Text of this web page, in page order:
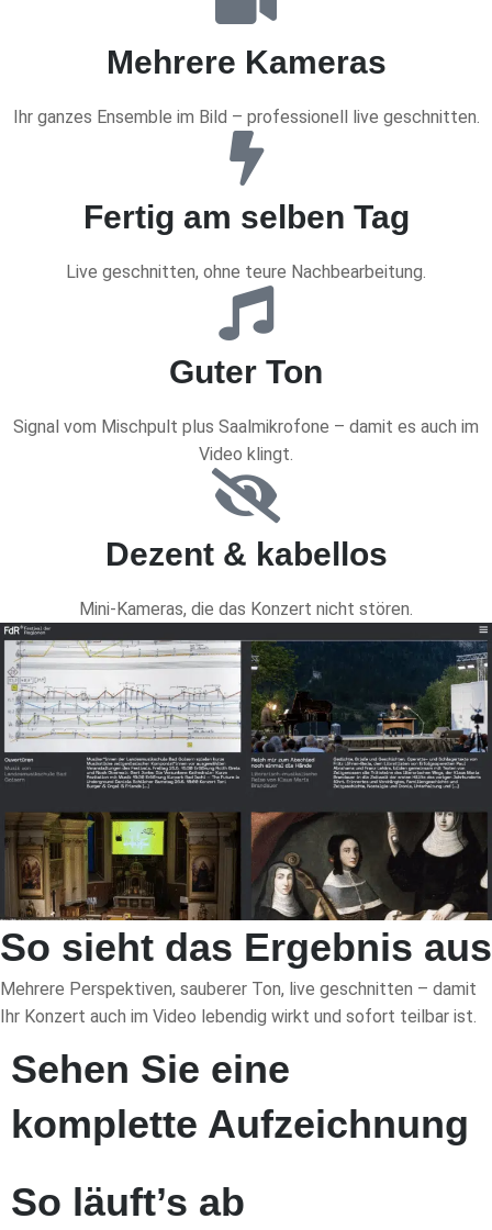
Mehrere Kameras
Ihr ganzes Ensemble im Bild – professionell live geschnitten.
Fertig am selben Tag
Live geschnitten, ohne teure Nachbearbeitung.
Guter Ton
Signal vom Mischpult plus Saalmikrofone – damit es auch im
Video klingt.
Dezent & kabellos
Mini-Kameras, die das Konzert nicht stören.
So sieht das Ergebnis aus
Mehrere Perspektiven, sauberer Ton, live geschnitten – damit
Ihr Konzert auch im Video lebendig wirkt und sofort teilbar ist.
Sehen Sie eine
komplette Aufzeichnung
So läuft’s ab